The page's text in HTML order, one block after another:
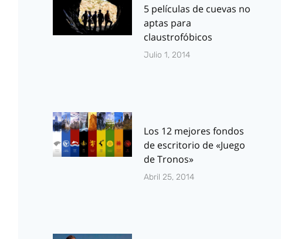
5 películas de cuevas no
aptas para
claustrofóbicos
Julio 1, 2014
Los 12 mejores fondos
de escritorio de «Juego
de Tronos»
Abril 25, 2014